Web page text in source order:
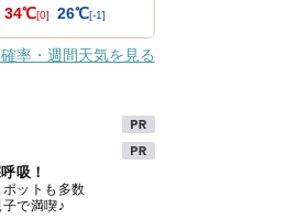
34℃[0] 26℃[-1]
率・週間天気を見る
吸！
ットも多数
で満喫♪